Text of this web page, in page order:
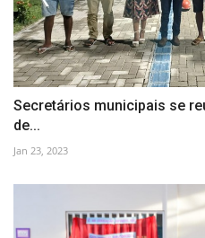
Secretários municipais se
de...
Jan 23, 2023